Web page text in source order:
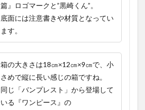
篇』ロゴマークと”黒崎くん”。
底面には注意書きや材質となってい
ます。
箱の大きさは18㎝×12㎝×9㎝で、小
さめで縦に長い感じの箱ですね。
同じ「バンプレスト」から登場して
いる『ワンピース』の